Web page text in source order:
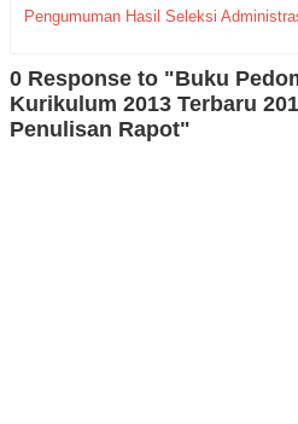
Pengumuman Hasil Seleksi
0 Response to "Buku
Kurikulum 2013 Terbaru
Penulisan Rapot"